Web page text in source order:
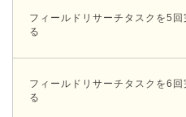
フィールドリサーチタスクを5回
る
フィールドリサーチタスクを6回
る